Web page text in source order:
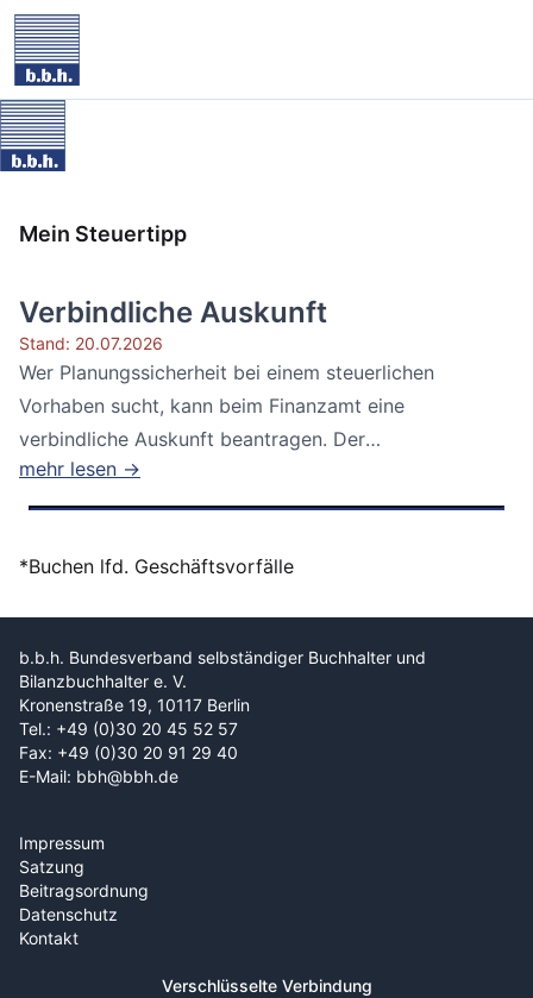
Mein Steuertipp
Verbindliche Auskunft
Stand: 20.07.2026
Wer Planungssicherheit bei einem steuerlichen
Vorhaben sucht, kann beim Finanzamt eine
verbindliche Auskunft beantragen. Der
Bundesfinanzhof...
mehr lesen →
*Buchen lfd. Geschäftsvorfälle
b.b.h. Bundesverband selbständiger Buchhalter und
Bilanzbuchhalter e. V.
Kronenstraße 19, 10117 Berlin
Tel.: +49 (0)30 20 45 52 57
Fax: +49 (0)30 20 91 29 40
E-Mail: bbh@bbh.de
Impressum
Satzung
Beitragsordnung
Datenschutz
Kontakt
Verschlüsselte Verbindung